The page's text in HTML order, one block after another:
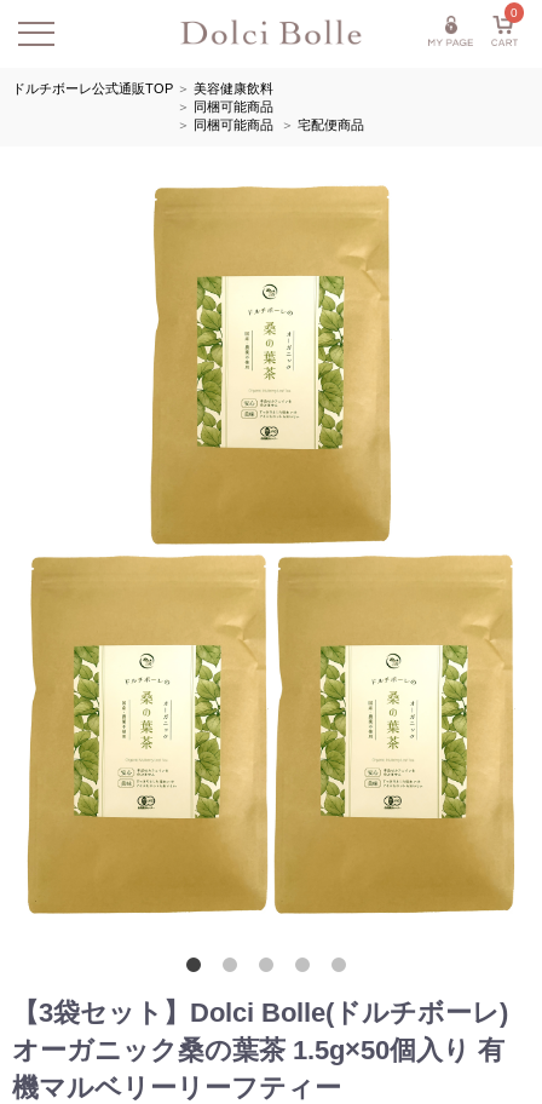
0
ドルチボーレ公式通販TOP ＞ 美容健康飲料
＞ 同梱可能商品
＞ 同梱可能商品 ＞ 宅配便商品
【3袋セット】Dolci Bolle(ドルチボーレ)
オーガニック桑の葉茶 1.5g×50個入り 有
機マルベリーリーフティー